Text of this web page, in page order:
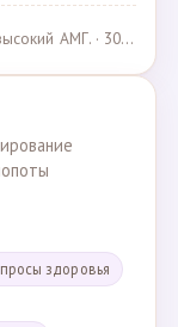
АМГ. · 30.04.2025
здоровья